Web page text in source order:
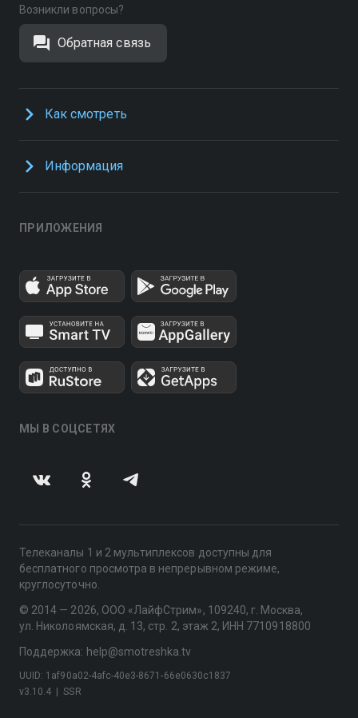
Возникли вопросы?
Обратная связь
Как смотреть
Информация
ПРИЛОЖЕНИЯ
МЫ В СОЦСЕТЯХ
Телеканалы 1 и 2 мультиплексов доступны для
бесплатного просмотра в непрерывном режиме,
круглосуточно.
© 2014 — 2026, ООО «ЛайфСтрим», 109240, г. Москва,
ул. Николоямская, д. 13, стр. 2, этаж 2, ИНН 7710918800
Поддержка: help@smotreshka.tv
v3.10.4 SSR
UUID: 1af90a02-4afc-40e3-8671-66e0630c1837